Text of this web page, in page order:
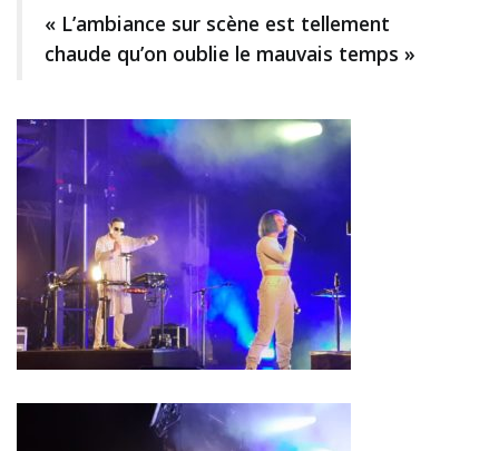
« L’ambiance sur scène est tellement
chaude qu’on oublie le mauvais temps »